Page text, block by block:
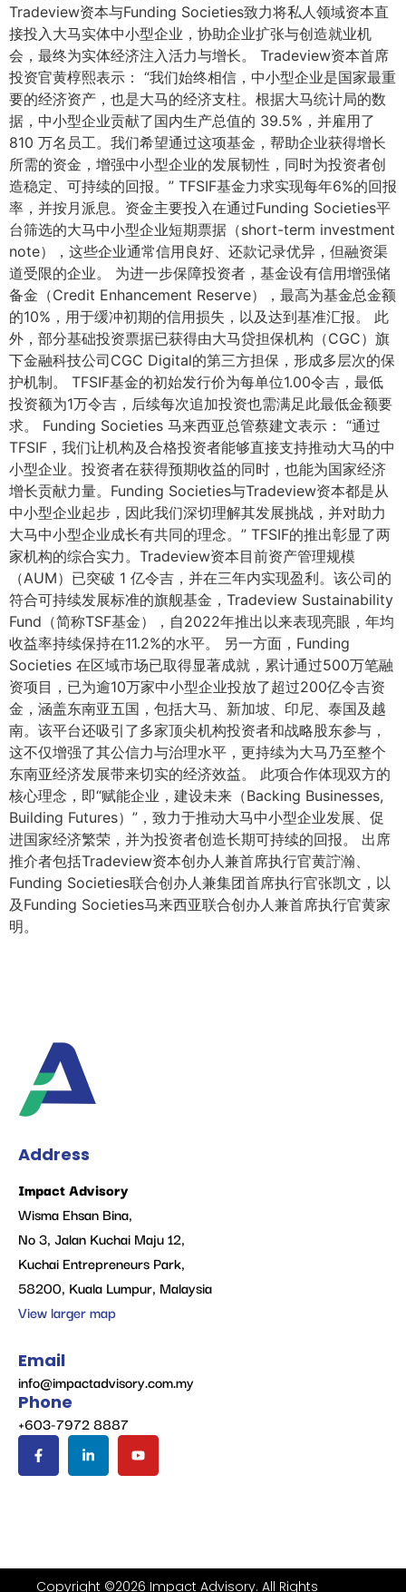
Tradeview资本与Funding Societies致力将私人领域资本直
接投入大马实体中小型企业，协助企业扩张与创造就业机
会，最终为实体经济注入活力与增长。 Tradeview资本首席
投资官黄椁熙表示： “我们始终相信，中小型企业是国家最重
要的经济资产，也是大马的经济支柱。根据大马统计局的数
据，中小型企业贡献了国内生产总值的 39.5%，并雇用了
810 万名员工。我们希望通过这项基金，帮助企业获得增长
所需的资金，增强中小型企业的发展韧性，同时为投资者创
造稳定、可持续的回报。” TFSIF基金力求实现每年6%的回报
率，并按月派息。资金主要投入在通过Funding Societies平
台筛选的大马中小型企业短期票据（short-term investment
note），这些企业通常信用良好、还款记录优异，但融资渠
道受限的企业。 为进一步保障投资者，基金设有信用增强储
备金（Credit Enhancement Reserve），最高为基金总金额
的10%，用于缓冲初期的信用损失，以及达到基准汇报。 此
外，部分基础投资票据已获得由大马贷担保机构（CGC）旗
下金融科技公司CGC Digital的第三方担保，形成多层次的保
护机制。 TFSIF基金的初始发行价为每单位1.00令吉，最低
投资额为1万令吉，后续每次追加投资也需满足此最低金额要
求。 Funding Societies 马来西亚总管蔡建文表示： “通过
TFSIF，我们让机构及合格投资者能够直接支持推动大马的中
小型企业。投资者在获得预期收益的同时，也能为国家经济
增长贡献力量。Funding Societies与Tradeview资本都是从
中小型企业起步，因此我们深切理解其发展挑战，并对助力
大马中小型企业成长有共同的理念。” TFSIF的推出彰显了两
家机构的综合实力。Tradeview资本目前资产管理规模
（AUM）已突破 1 亿令吉，并在三年内实现盈利。该公司的
符合可持续发展标准的旗舰基金，Tradeview Sustainability
Fund（简称TSF基金），自2022年推出以来表现亮眼，年均
收益率持续保持在11.2%的水平。 另一方面，Funding
Societies 在区域市场已取得显著成就，累计通过500万笔融
资项目，已为逾10万家中小型企业投放了超过200亿令吉资
金，涵盖东南亚五国，包括大马、新加坡、印尼、泰国及越
南。该平台还吸引了多家顶尖机构投资者和战略股东参与，
这不仅增强了其公信力与治理水平，更持续为大马乃至整个
东南亚经济发展带来切实的经济效益。 此项合作体现双方的
核心理念，即“赋能企业，建设未来（Backing Businesses,
Building Futures）”，致力于推动大马中小型企业发展、促
进国家经济繁荣，并为投资者创造长期可持续的回报。 出席
推介者包括Tradeview资本创办人兼首席执行官黄詝瀚、
Funding Societies联合创办人兼集团首席执行官张凯文，以
及Funding Societies马来西亚联合创办人兼首席执行官黄家
明。
Address
Impact Advisory
Wisma Ehsan Bina,
No 3, Jalan Kuchai Maju 12,
Kuchai Entrepreneurs Park,
58200, Kuala Lumpur, Malaysia
View larger map
Email
info@impactadvisory.com.my
Phone
+603-7972 8887
Copyright ©2026 Impact Advisory. All Rights